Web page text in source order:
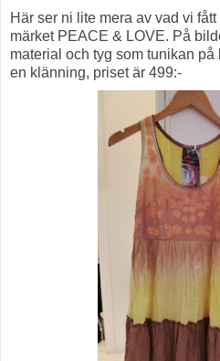
Här ser ni lite mera av vad vi
märket PEACE & LOVE. På
material och tyg som tunikan
en klänning, priset är 499:-